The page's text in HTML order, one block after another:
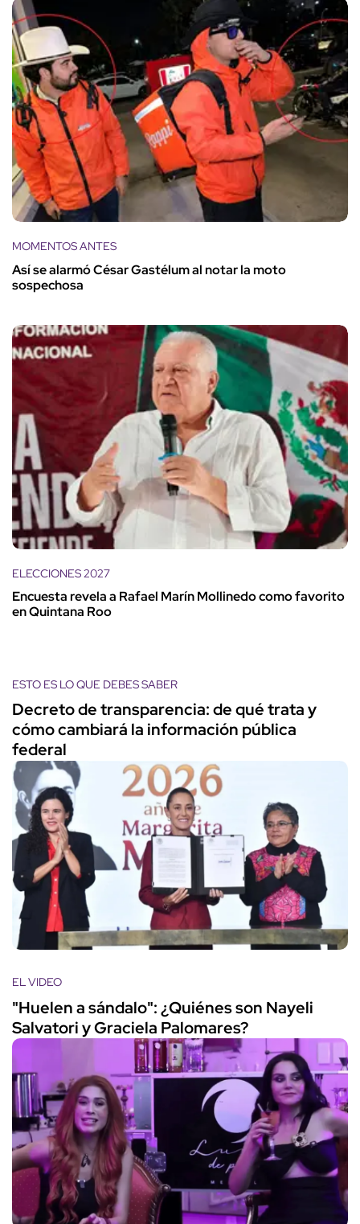
MOMENTOS ANTES
Así se alarmó César Gastélum al notar la moto
sospechosa
ELECCIONES 2027
Encuesta revela a Rafael Marín Mollinedo como favorito
en Quintana Roo
ESTO ES LO QUE DEBES SABER
Decreto de transparencia: de qué trata y
cómo cambiará la información pública
federal
EL VIDEO
"Huelen a sándalo": ¿Quiénes son Nayeli
Salvatori y Graciela Palomares?